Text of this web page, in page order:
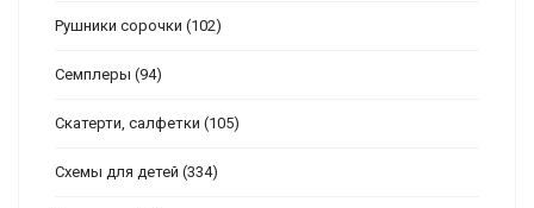
Рушники сорочки (102)
Семплеры (94)
Скатерти, салфетки (105)
Схемы для детей (334)